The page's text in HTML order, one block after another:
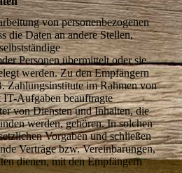
von personenbezogenen
die Daten an andere Stellen,
Personen übermittelt oder sie
werden. Zu den Empfängern
Zahlungsinstitute im Rahmen von
Aufgaben beauftragte
von Diensten und Inhalten, die
werden, gehören. In solchen
Vorgaben und schließen
Verträge bzw. Vereinbarungen,
dienen, mit den Empfängern